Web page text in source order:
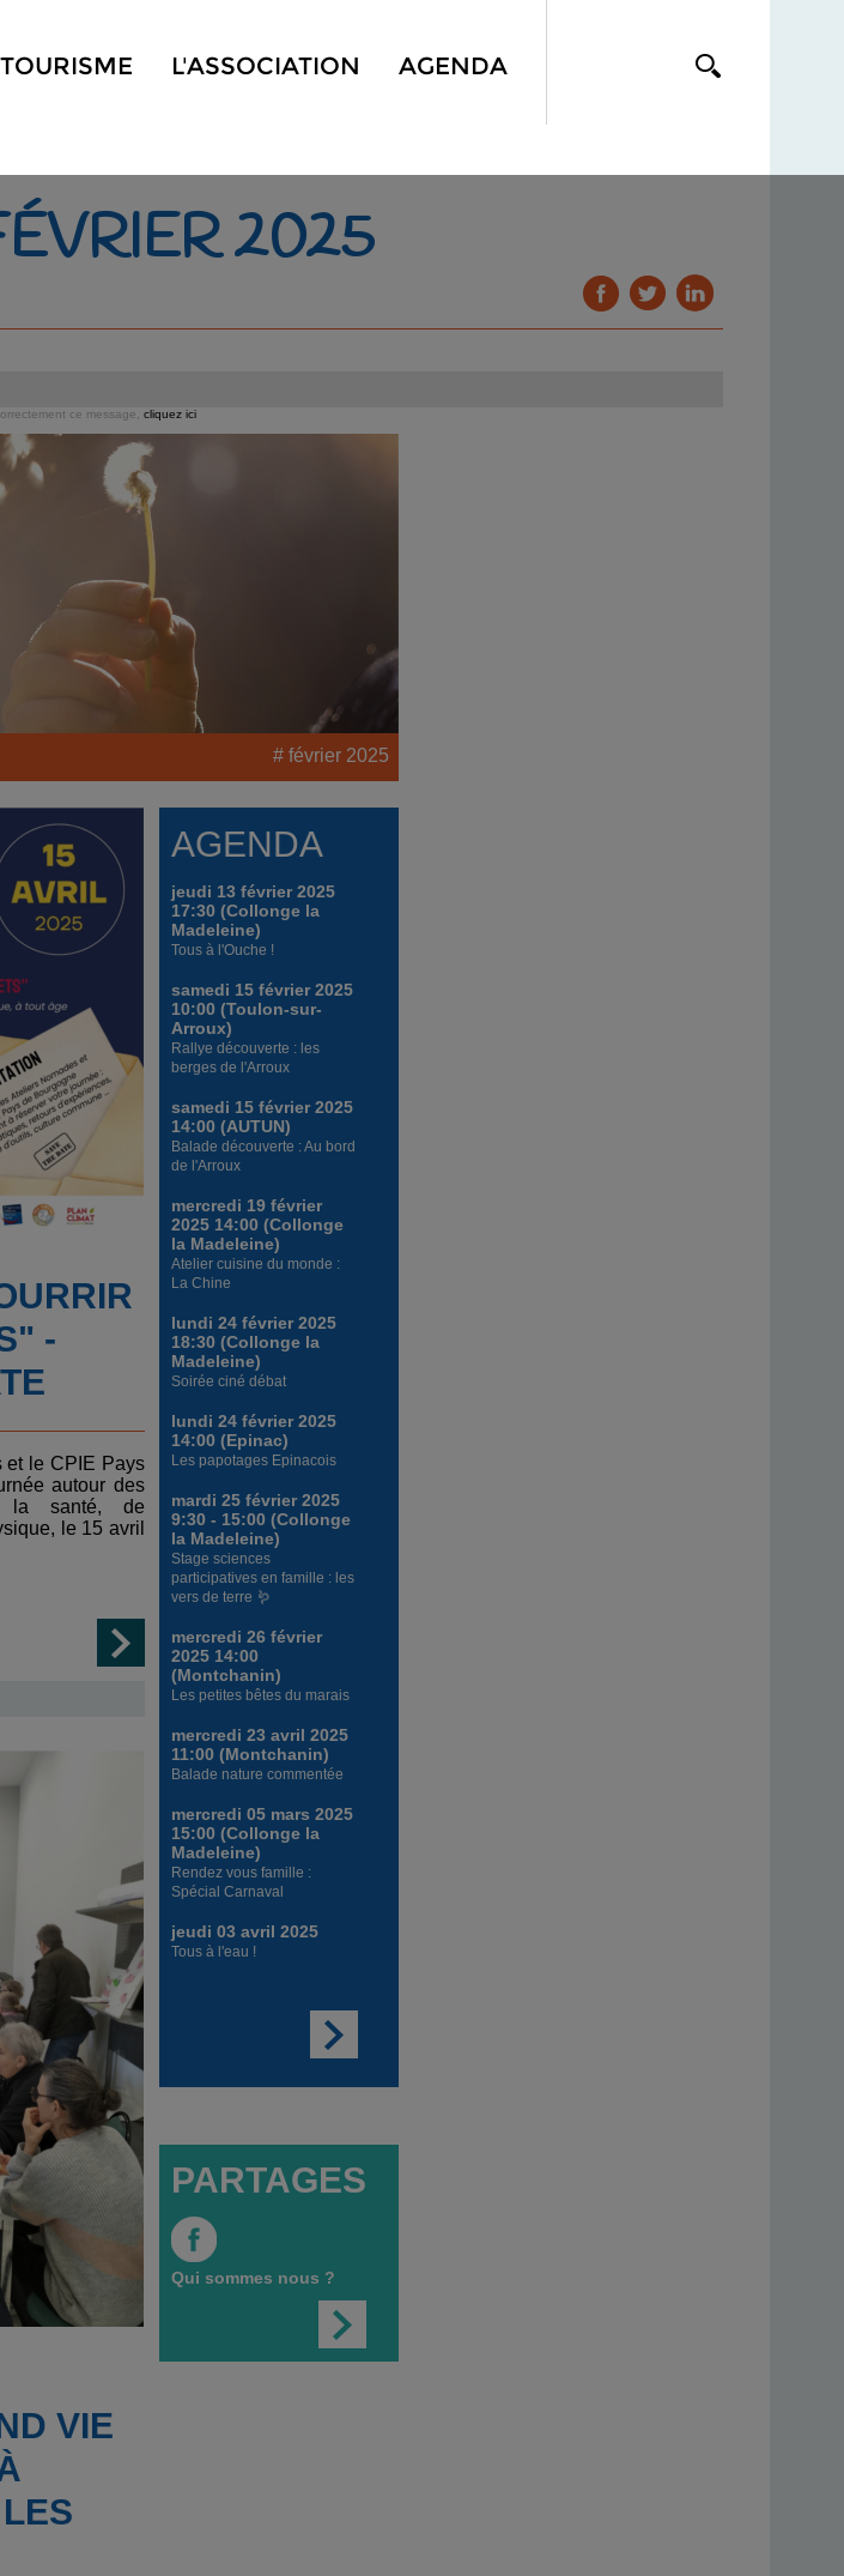
TOURISME L'ASSOCIATION AGENDA
2025
ce message, cliquez ici
# février 2025
-
et le CPIE Pays
autour des
la santé, de
le 15 avril
VIE
AGENDA
jeudi 13 février 2025
17:30 (Collonge la
Madeleine)
Tous à l'Ouche !
samedi 15 février 2025
10:00 (Toulon-sur-
Arroux)
Rallye découverte : les
berges de l'Arroux
samedi 15 février 2025
14:00 (AUTUN)
Balade découverte : Au bord
de l'Arroux
mercredi 19 février
2025 14:00 (Collonge
la Madeleine)
Atelier cuisine du monde :
La Chine
lundi 24 février 2025
18:30 (Collonge la
Madeleine)
Soirée ciné débat
lundi 24 février 2025
14:00 (Epinac)
Les papotages Epinacois
mardi 25 février 2025
9:30 - 15:00 (Collonge
la Madeleine)
Stage sciences
participatives en famille : les
vers de terre 🪱
mercredi 26 février
2025 14:00
(Montchanin)
Les petites bêtes du marais
mercredi 23 avril 2025
11:00 (Montchanin)
Balade nature commentée
mercredi 05 mars 2025
15:00 (Collonge la
Madeleine)
Rendez vous famille :
Spécial Carnaval
jeudi 03 avril 2025
Tous à l'eau !
PARTAGES
Qui sommes nous ?